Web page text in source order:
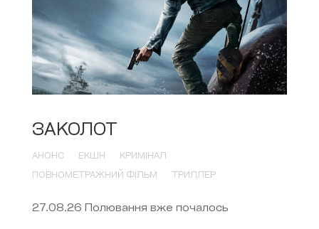
ЗАКОЛОТ
АНОНС ЕКШН КРИМІНАЛ
ПОВНОМЕТРАЖНИЙ ФІЛЬМ ТРИЛЛЕР
27.08.26 Полювання вже почалось